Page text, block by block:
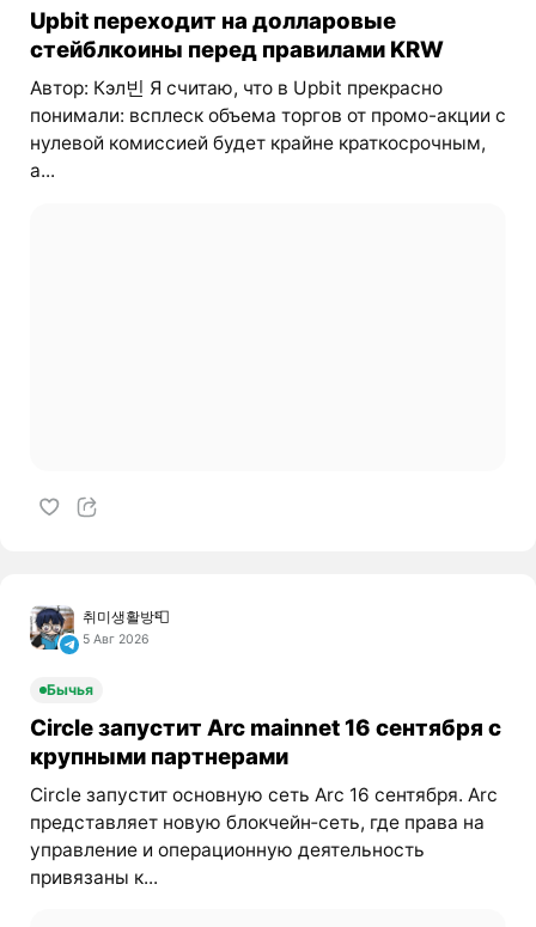
Upbit переходит на долларовые
стейблкоины перед правилами KRW
Автор: Кэл빈 Я считаю, что в Upbit прекрасно
понимали: всплеск объема торгов от промо-акции с
нулевой комиссией будет крайне краткосрочным,
а...
취미생활방📮
5 Авг 2026
Бычья
Circle запустит Arc mainnet 16 сентября с
крупными партнерами
Circle запустит основную сеть Arc 16 сентября. Arc
представляет новую блокчейн‑сеть, где права на
управление и операционную деятельность
привязаны к...